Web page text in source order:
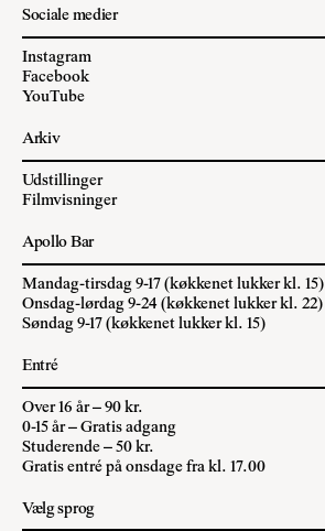
Sociale medier
Instagram
Facebook
YouTube
Arkiv
Udstillinger
Filmvisninger
Apollo Bar
Mandag-tirsdag 9-17 (køkkenet lukker kl. 15)
Onsdag-lørdag 9-24 (køkkenet lukker kl. 22)
Søndag 9-17 (køkkenet lukker kl. 15)
Entré
Over 16 år – 90 kr.
0-15 år – Gratis adgang
Studerende – 50 kr.
Gratis entré på onsdage fra kl. 17.00
Vælg sprog